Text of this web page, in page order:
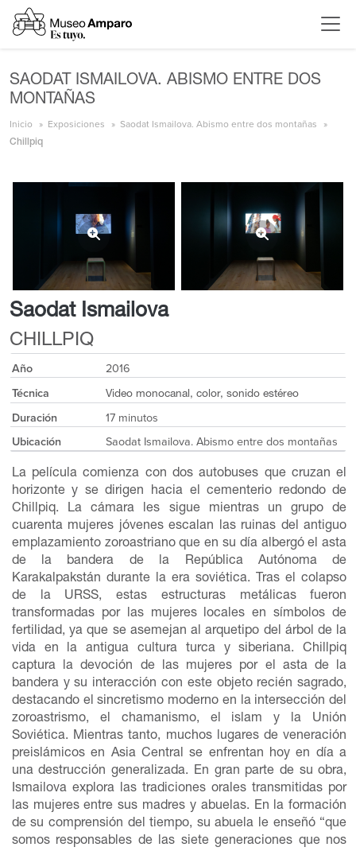
SAODAT ISMAILOVA. ABISMO ENTRE DOS
MONTAÑAS
Inicio Exposiciones Saodat Ismailova. Abismo entre dos montañas
Chillpiq
Saodat Ismailova
CHILLPIQ
Año
2016
Técnica
Video monocanal, color, sonido estéreo
Duración
17 minutos
Ubicación
Saodat Ismailova. Abismo entre dos montañas
La película comienza con dos autobuses que cruzan el
horizonte y se dirigen hacia el cementerio redondo de
Chillpiq. La cámara les sigue mientras un grupo de
cuarenta mujeres jóvenes escalan las ruinas del antiguo
emplazamiento zoroastriano que en su día albergó el asta
de la bandera de la República Autónoma de
Karakalpakstán durante la era soviética. Tras el colapso
de la URSS, estas estructuras metálicas fueron
transformadas por las mujeres locales en símbolos de
fertilidad, ya que se asemejan al arquetipo del árbol de la
vida en la antigua cultura turca y siberiana. Chillpiq
captura la devoción de las mujeres por el asta de la
bandera y su interacción con este objeto recién sagrado,
destacando el sincretismo moderno en la intersección del
zoroastrismo, el chamanismo, el islam y la Unión
Soviética. Mientras tanto, muchos lugares de veneración
preislámicos en Asia Central se enfrentan hoy en día a
una destrucción generalizada. En gran parte de su obra,
Ismailova explora las tradiciones orales transmitidas por
las mujeres entre sus madres y abuelas. En la formación
de su comprensión del tiempo, su abuela le enseñó “que
somos responsables de las siete generaciones que nos